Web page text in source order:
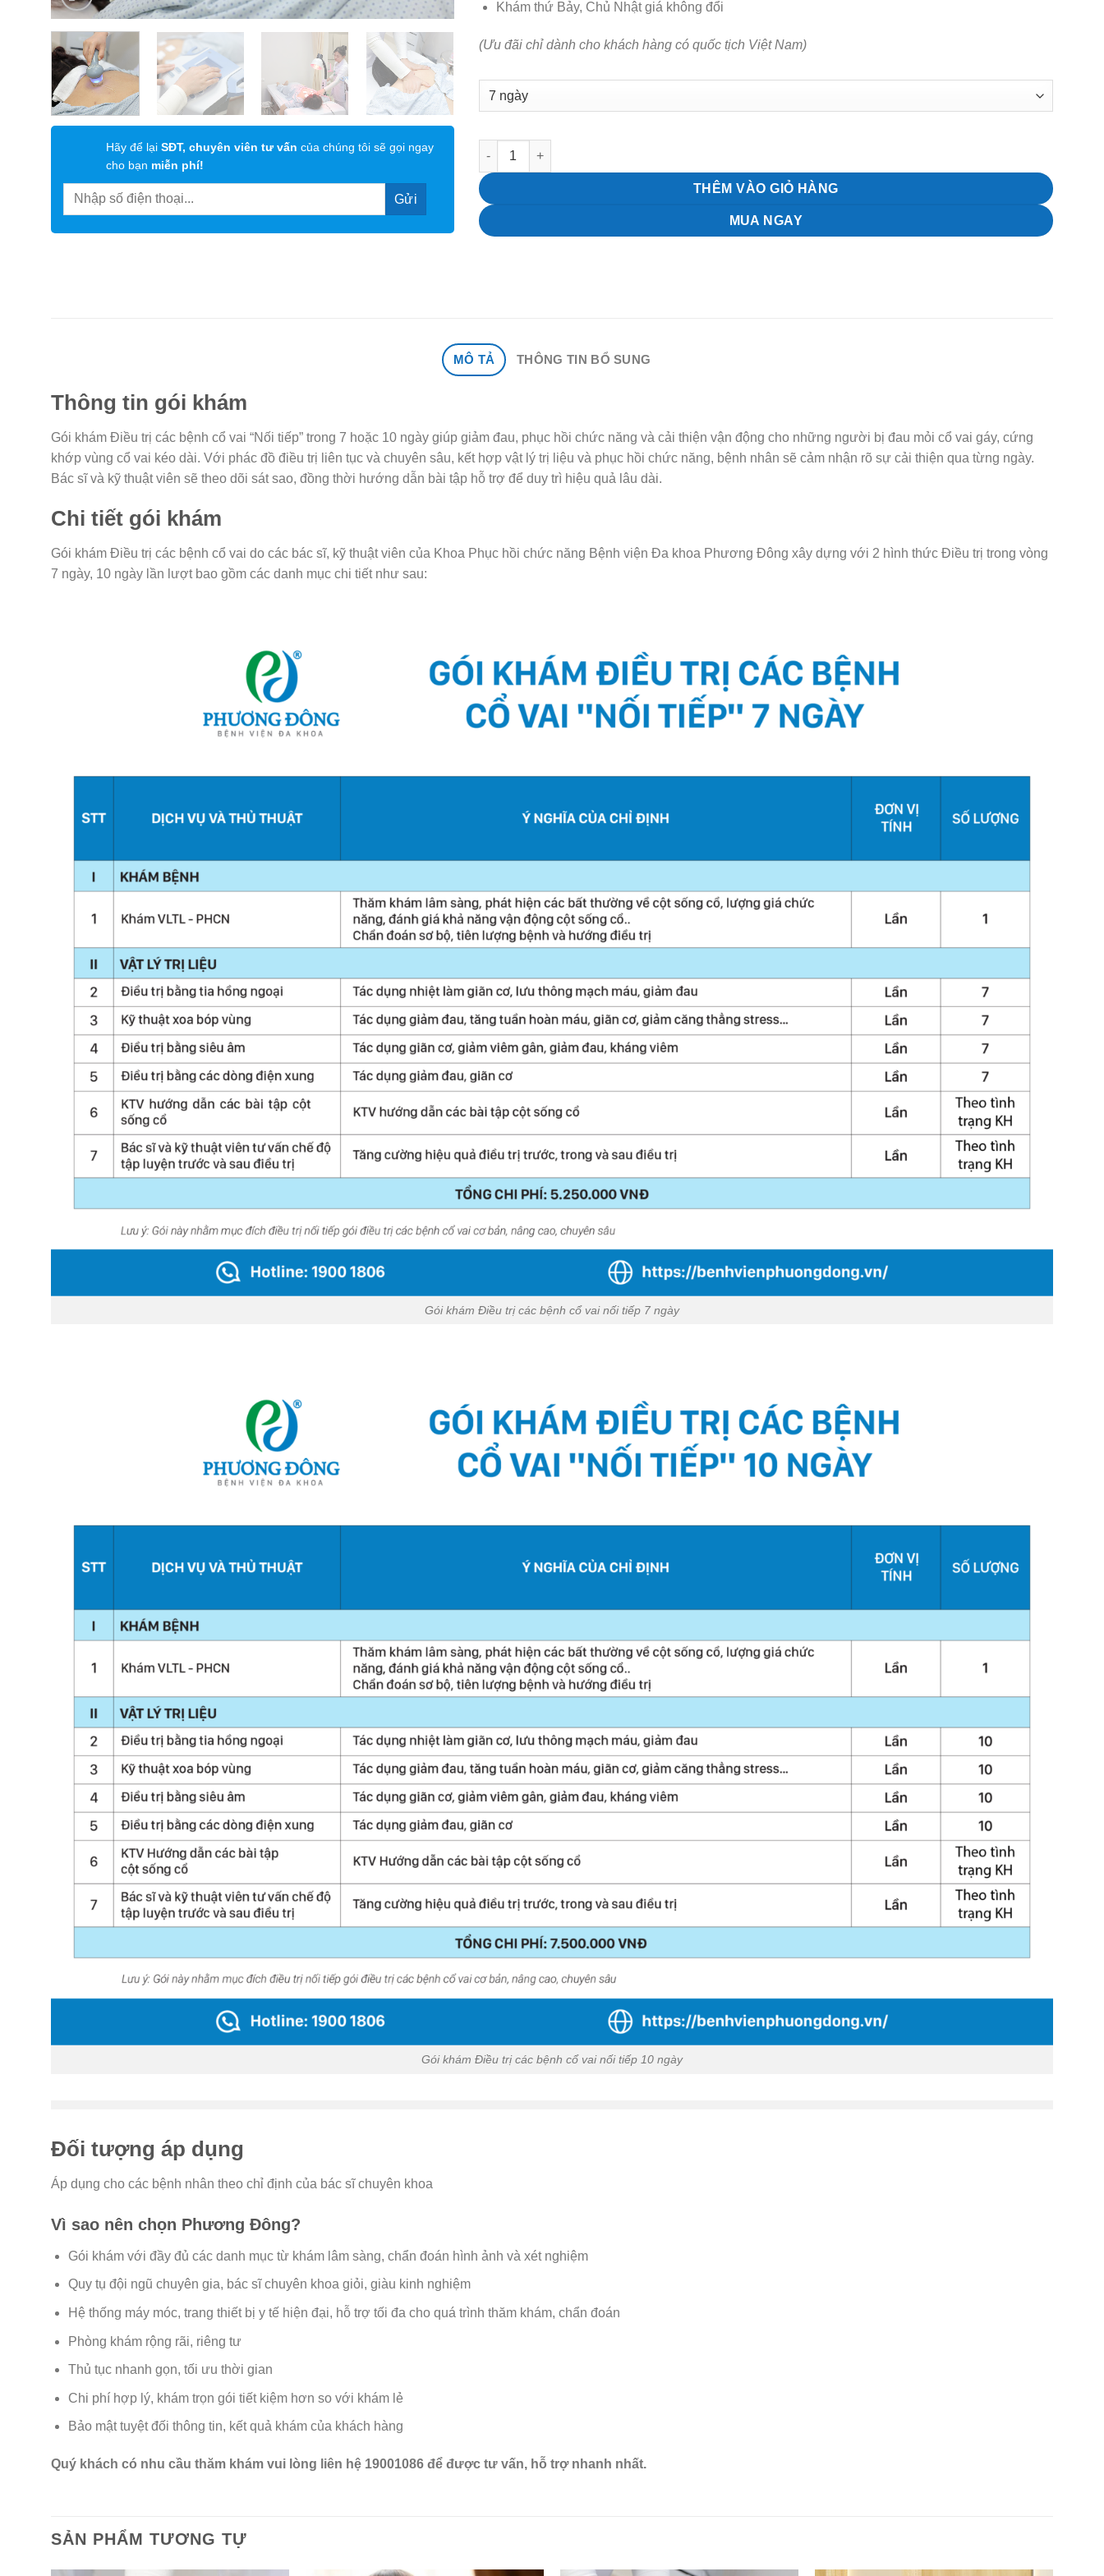
Hãy để lại SĐT, chuyên viên tư vấn của chúng tôi sẽ gọi ngay
cho bạn miễn phí!
Khám thứ Bảy, Chủ Nhật giá không đổi
(Ưu đãi chỉ dành cho khách hàng có quốc tịch Việt Nam)
Gói khám điều trị các bệnh cổ vai "Nối tiếp" 7 ngày, 10 ngày số lượng
THÊM VÀO GIỎ HÀNG
MUA NGAY
MÔ TẢ THÔNG TIN BỔ SUNG
Thông tin gói khám
Gói khám Điều trị các bệnh cổ vai “Nối tiếp” trong 7 hoặc 10 ngày giúp giảm đau, phục hồi chức năng và cải thiện vận động cho những người bị đau mỏi cổ vai gáy, cứng
khớp vùng cổ vai kéo dài. Với phác đồ điều trị liên tục và chuyên sâu, kết hợp vật lý trị liệu và phục hồi chức năng, bệnh nhân sẽ cảm nhận rõ sự cải thiện qua từng ngày.
Bác sĩ và kỹ thuật viên sẽ theo dõi sát sao, đồng thời hướng dẫn bài tập hỗ trợ để duy trì hiệu quả lâu dài.
Chi tiết gói khám
Gói khám Điều trị các bệnh cổ vai do các bác sĩ, kỹ thuật viên của Khoa Phục hồi chức năng Bệnh viện Đa khoa Phương Đông xây dựng với 2 hình thức Điều trị trong vòng
7 ngày, 10 ngày lần lượt bao gồm các danh mục chi tiết như sau:
Gói khám Điều trị các bệnh cổ vai nối tiếp 7 ngày
Gói khám Điều trị các bệnh cổ vai nối tiếp 10 ngày
Đối tượng áp dụng
Áp dụng cho các bệnh nhân theo chỉ định của bác sĩ chuyên khoa
Vì sao nên chọn Phương Đông?
Gói khám với đầy đủ các danh mục từ khám lâm sàng, chẩn đoán hình ảnh và xét nghiệm
Quy tụ đội ngũ chuyên gia, bác sĩ chuyên khoa giỏi, giàu kinh nghiệm
Hệ thống máy móc, trang thiết bị y tế hiện đại, hỗ trợ tối đa cho quá trình thăm khám, chẩn đoán
Phòng khám rộng rãi, riêng tư
Thủ tục nhanh gọn, tối ưu thời gian
Chi phí hợp lý, khám trọn gói tiết kiệm hơn so với khám lẻ
Bảo mật tuyệt đối thông tin, kết quả khám của khách hàng
Quý khách có nhu cầu thăm khám vui lòng liên hệ 19001086 để được tư vấn, hỗ trợ nhanh nhất.
SẢN PHẨM TƯƠNG TỰ